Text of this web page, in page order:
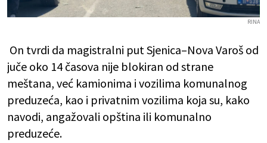
RINA
On tvrdi da magistralni put Sjenica–Nova Varoš od
juče oko 14 časova nije blokiran od strane
meštana, već kamionima i vozilima komunalnog
preduzeća, kao i privatnim vozilima koja su, kako
navodi, angažovali opština ili komunalno
preduzeće.